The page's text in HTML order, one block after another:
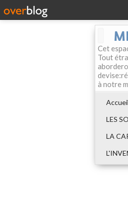
Cet
Tout
à notre
Accueil
LES
LA